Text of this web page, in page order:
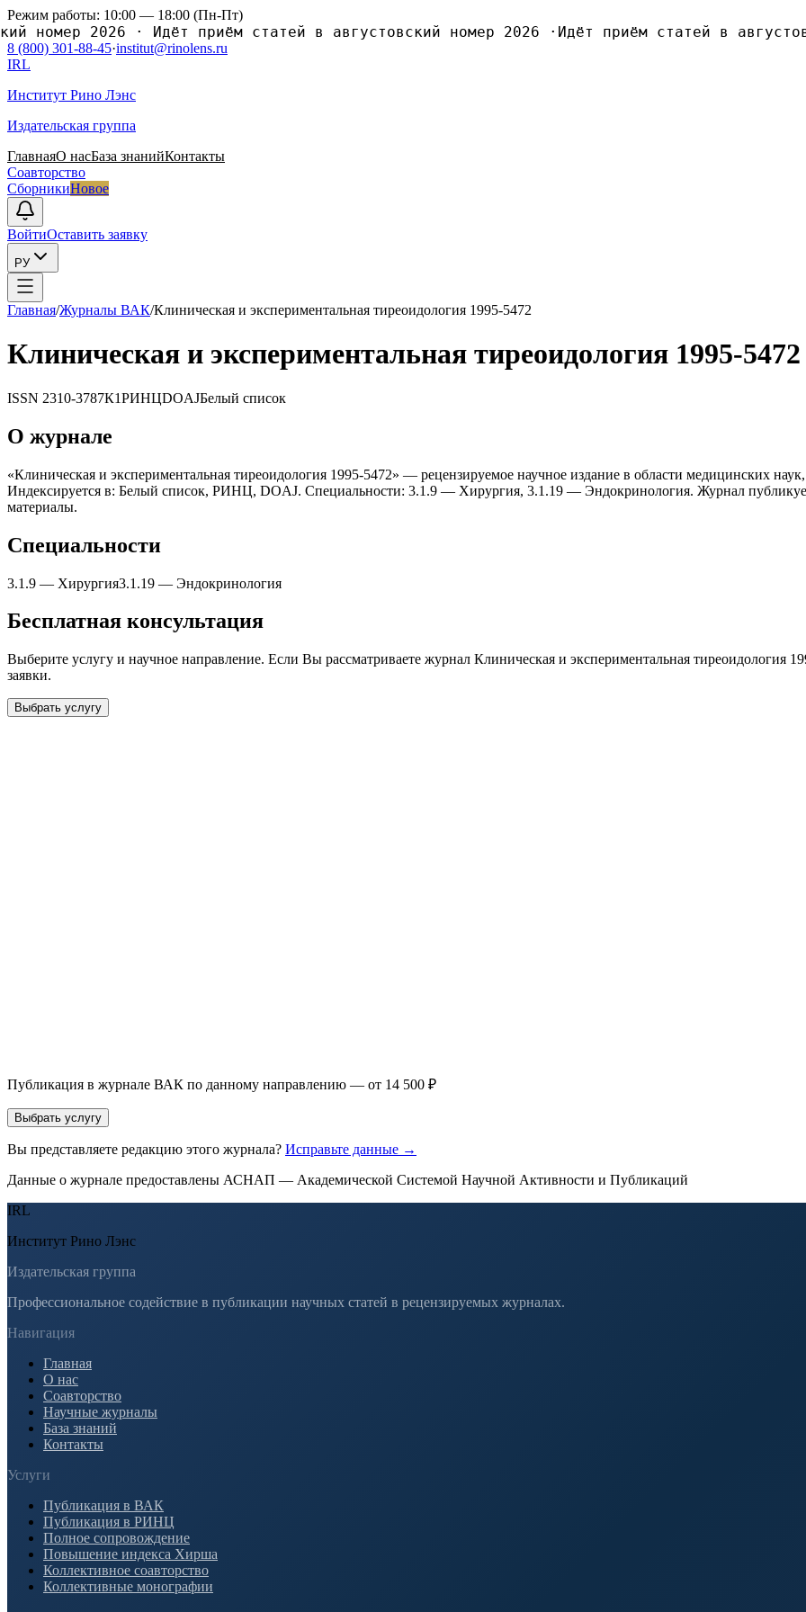
Режим работы: 10:00 — 18:00 (Пн-Пт)
номер 2026· Идёт приём статей в августовский номер 2026· Идёт приём статей в
8 (800) 301-88-45·institut@rinolens.ru
IRL
Институт Рино Лэнс
Издательская группа
ГлавнаяО насБаза знанийКонтакты
Соавторство
СборникиНовое
ВойтиОставить заявку
РУ
Главная/Журналы ВАК/Клиническая и экспериментальная тиреоидология 1995-5472
Клиническая и экспериментальная тиреоидология 1995-5472
ISSN 2310-3787К1РИНЦDOAJБелый список
О журнале
«Клиническая и экспериментальная тиреоидология 1995-5472» — рецензируемое научное издание в области медицинских
Индексируется в: Белый список, РИНЦ, DOAJ. Специальности: 3.1.9 — Xирургия, 3.1.19 — Эндокринология. Журнал
материалы.
Специальности
3.1.9 — Xирургия3.1.19 — Эндокринология
Бесплатная консультация
Выберите услугу и научное направление. Если Вы рассматриваете журнал Клиническая и экспериментальная тиреоидология
заявки.
Выбрать услугу
Публикация в журнале ВАК по данному направлению — от 14 500 ₽
Выбрать услугу
Вы представляете редакцию этого журнала? Исправьте данные →
Данные о журнале предоставлены АСНАП — Академической Системой Научной Активности и Публикаций
IRL
Институт Рино Лэнс
Издательская группа
Профессиональное содействие в публикации научных статей в рецензируемых журналах.
Навигация
Главная
О нас
Соавторство
Научные журналы
База знаний
Контакты
Услуги
Публикация в ВАК
Публикация в РИНЦ
Полное сопровождение
Повышение индекса Хирша
Коллективное соавторство
Коллективные монографии